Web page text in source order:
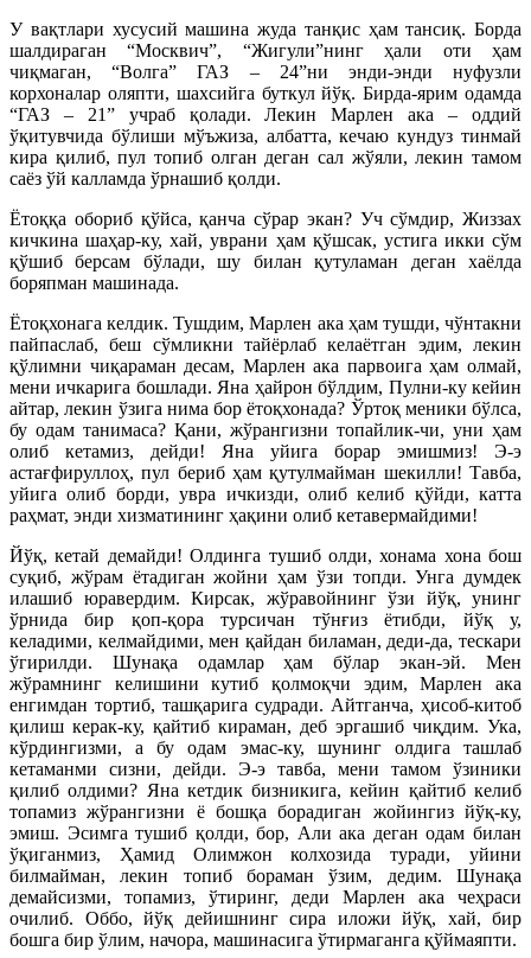
У вақтлари хусусий машина жуда танқис ҳам тансиқ. Борда
шалдираган “Москвич”, “Жигули”нинг ҳали оти ҳам
чиқмаган, “Волга” ГАЗ – 24”ни энди-энди нуфузли
корхоналар оляпти, шахсийга буткул йўқ. Бирда-ярим одамда
“ГАЗ – 21” учраб қолади. Лекин Марлен ака – оддий
ўқитувчида бўлиши мўъжиза, албатта, кечаю кундуз тинмай
кира қилиб, пул топиб олган деган сал жўяли, лекин тамом
саёз ўй калламда ўрнашиб қолди.
Ётоққа обориб қўйса, қанча сўрар экан? Уч сўмдир, Жиззах
кичкина шаҳар-ку, хай, уврани ҳам қўшсак, устига икки сўм
қўшиб берсам бўлади, шу билан қутуламан деган хаёлда
боряпман машинада.
Ётоқхонага келдик. Тушдим, Марлен ака ҳам тушди, чўнтакни
пайпаслаб, беш сўмликни тайёрлаб келаётган эдим, лекин
қўлимни чиқараман десам, Марлен ака парвоига ҳам олмай,
мени ичкарига бошлади. Яна ҳайрон бўлдим, Пулни-ку кейин
айтар, лекин ўзига нима бор ётоқхонада? Ўртоқ меники бўлса,
бу одам танимаса? Қани, жўрангизни топайлик-чи, уни ҳам
олиб кетамиз, дейди! Яна уйига борар эмишмиз! Э-э
астағфируллоҳ, пул бериб ҳам қутулмайман шекилли! Тавба,
уйига олиб борди, увра ичкизди, олиб келиб қўйди, катта
раҳмат, энди хизматининг ҳақини олиб кетавермайдими!
Йўқ, кетай демайди! Олдинга тушиб олди, хонама хона бош
суқиб, жўрам ётадиган жойни ҳам ўзи топди. Унга думдек
илашиб юравердим. Кирсак, жўравойнинг ўзи йўқ, унинг
ўрнида бир қоп-қора турсичан тўнғиз ётибди, йўқ у,
келадими, келмайдими, мен қайдан биламан, деди-да, тескари
ўгирилди. Шунақа одамлар ҳам бўлар экан-эй. Мен
жўрамнинг келишини кутиб қолмоқчи эдим, Марлен ака
енгимдан тортиб, ташқарига судради. Айтганча, ҳисоб-китоб
қилиш керак-ку, қайтиб кираман, деб эргашиб чиқдим. Ука,
кўрдингизми, а бу одам эмас-ку, шунинг олдига ташлаб
кетаманми сизни, дейди. Э-э тавба, мени тамом ўзиники
қилиб олдими? Яна кетдик бизникига, кейин қайтиб келиб
топамиз жўрангизни ё бошқа борадиган жойингиз йўқ-ку,
эмиш. Эсимга тушиб қолди, бор, Али ака деган одам билан
ўқиганмиз, Ҳамид Олимжон колхозида туради, уйини
билмайман, лекин топиб бораман ўзим, дедим. Шунақа
демайсизми, топамиз, ўтиринг, деди Марлен ака чеҳраси
очилиб. Оббо, йўқ дейишнинг сира иложи йўқ, хай, бир
бошга бир ўлим, начора, машинасига ўтирмаганга қўймаяпти.